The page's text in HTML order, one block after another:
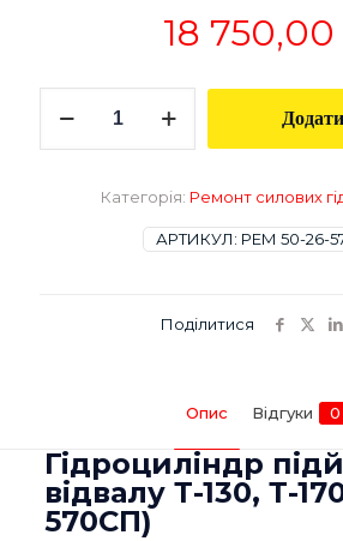
18 750,00
підйому
АРТИКУЛ: РЕМ 50-26-
Категорія: Ремонт силових
Поділитися
Опис Відгуки 0
Гідроциліндр
відвалу Т-130, Т-
570СП)